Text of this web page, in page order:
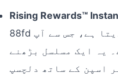
Rising Rewards™
88fd کو ٹوکن جمع کرنے کا موقع دیتا ہے، جس سے آپ
یہ ایک مسلسل بڑھنے
اسپن کے ساتھ دلچسپ